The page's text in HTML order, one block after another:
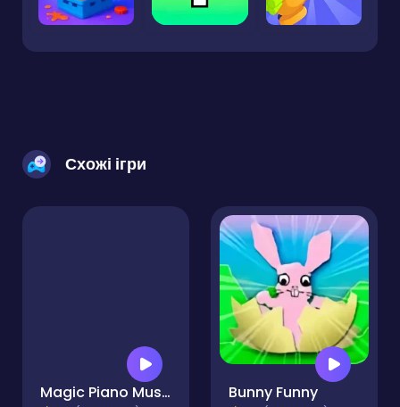
Схожі ігри
Magic Piano Music Bunny Funny